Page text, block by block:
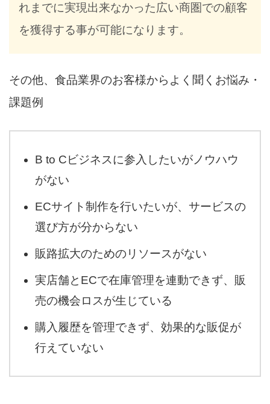
れまでに実現出来なかった広い商圏での顧客
を獲得する事が可能になります。
その他、食品業界のお客様からよく聞くお悩み・
課題例
B to Cビジネスに参入したいがノウハウ
がない
ECサイト制作を行いたいが、サービスの
選び方が分からない
販路拡大のためのリソースがない
実店舗とECで在庫管理を連動できず、販
売の機会ロスが生じている
購入履歴を管理できず、効果的な販促が
行えていない